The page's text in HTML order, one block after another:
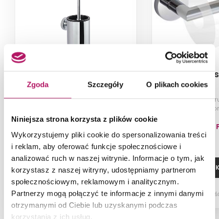
Zgoda Szczegóły O plikach cookies
Niniejsza strona korzysta z plików cookie
Wykorzystujemy pliki cookie do spersonalizowania treści
i reklam, aby oferować funkcje społecznościowe i
analizować ruch w naszej witrynie. Informacje o tym, jak
korzystasz z naszej witryny, udostępniamy partnerom
społecznościowym, reklamowym i analitycznym.
Partnerzy mogą połączyć te informacje z innymi danymi
otrzymanymi od Ciebie lub uzyskanymi podczas
korzystania z ich usług.
Stella Classic 07.433
Szczotka do WC wisząca, chrom
165,30 PLN
ZOBACZ PRODUKT
Dostępność:na zamówienie
Stella
Uchwyt do
81,20
DODAJ DO